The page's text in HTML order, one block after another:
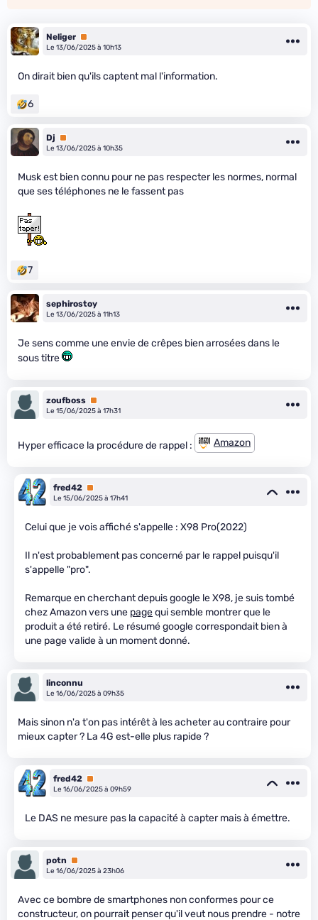
Neliger Premium
Le 13/06/2025 à 10h13
On dirait bien qu'ils captent mal l'information.
6
Dj
Premium
Le 13/06/2025 à 10h35
Musk est bien connu pour ne pas respecter les normes, normal
que ses téléphones ne le fassent pas
7
sephirostoy
Le 13/06/2025 à 11h13
Je sens comme une envie de crêpes bien arrosées dans le
sous titre
zoufboss Premium
Le 15/06/2025 à 17h31
Hyper efficace la procédure de rappel : Amazon
fred42 Premium
Le 15/06/2025 à 17h41
Celui que je vois affiché s'appelle : X98 Pro(2022)
Il n'est probablement pas concerné par le rappel puisqu'il
s'appelle "pro".
Remarque en cherchant depuis google le X98, je suis tombé
chez Amazon vers une pagequi semble montrer que le
produit a été retiré. Le résumé google correspondait bien à
une page valide à un moment donné.
linconnu
Le 16/06/2025 à 09h35
Mais sinon n'a t'on pas intérêt à les acheter au contraire pour
mieux capter ? La 4G est-elle plus rapide ?
fred42 Premium
Le 16/06/2025 à 09h59
Le DAS ne mesure pas la capacité à capter mais à émettre.
potn
Premium
Le 16/06/2025 à 23h06
Avec ce bombre de smartphones non conformes pour ce
constructeur, on pourrait penser qu'il veut nous prendre - notre